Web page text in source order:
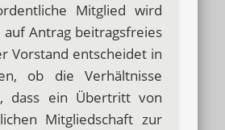
Mitglied wird
auf Antrag beitragsfreies
Vorstand entscheidet in
ob die Verhältnisse
dass ein Übertritt von
Mitgliedschaft zur